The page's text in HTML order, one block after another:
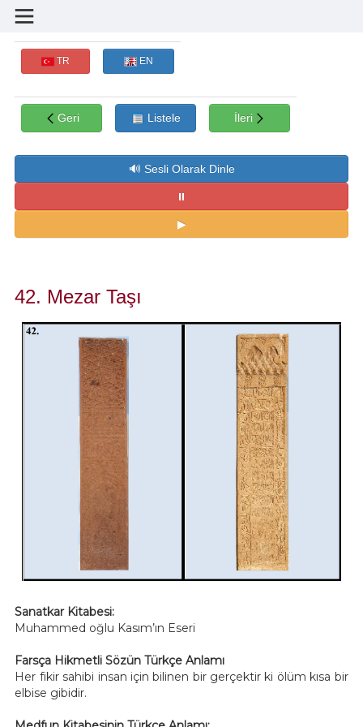
TR EN
Geri Listele İleri
42. Mezar Taşı
Sanatkar Kitabesi:
Muhammed oğlu Kasım’ın Eseri
Farsça Hikmetli Sözün Türkçe Anlamı
Her fikir sahibi insan için bilinen bir gerçektir ki ölüm kısa bir
elbise gibidir.